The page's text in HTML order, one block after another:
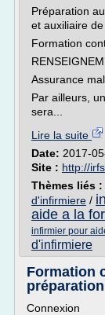
Préparation
et auxiliaire
Formation
Assurance
Par ailleurs,
sera...
Lire la suite
Date: 2017-
Site : http://
Thèmes liés :
d'infirmiere /
aide a la
infirmier pour
d'infirmiere
Formation
Connexion